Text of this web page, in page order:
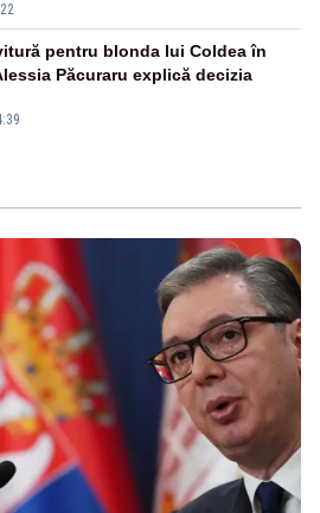
pentru blonda lui Coldea în
Păcuraru explică decizia